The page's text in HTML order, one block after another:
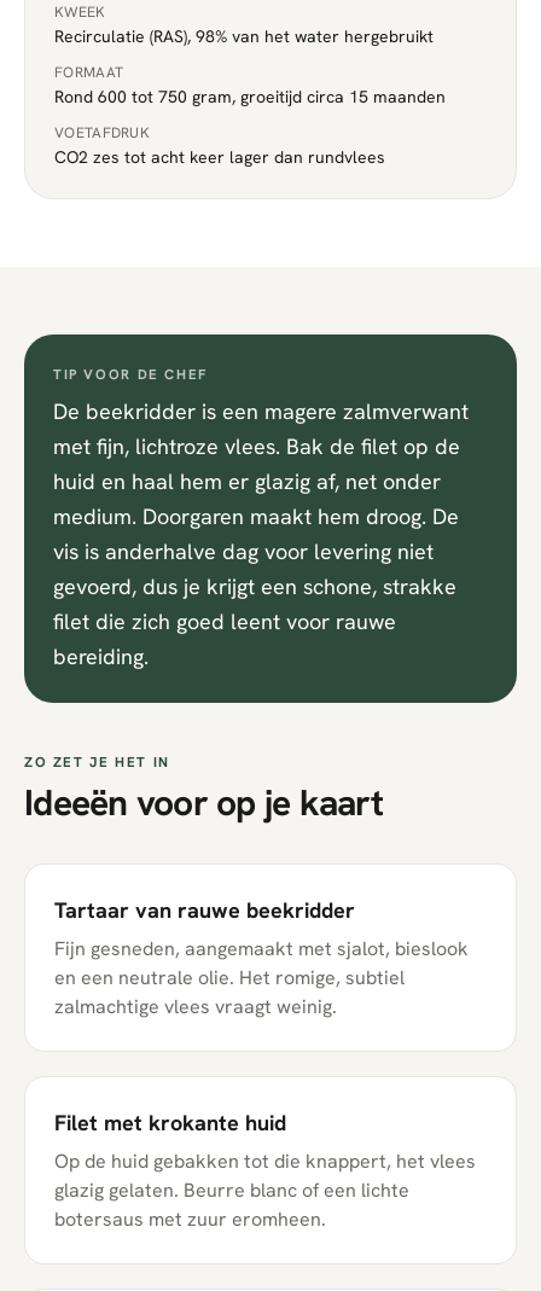
KWEEK
Recirculatie (RAS), 98% van het water hergebruikt
FORMAAT
Rond 600 tot 750 gram, groeitijd circa 15 maanden
VOETAFDRUK
CO2 zes tot acht keer lager dan rundvlees
TIP VOOR DE CHEF
De beekridder is een magere zalmverwant
met fijn, lichtroze vlees. Bak de filet op de
huid en haal hem er glazig af, net onder
medium. Doorgaren maakt hem droog. De
vis is anderhalve dag voor levering niet
gevoerd, dus je krijgt een schone, strakke
filet die zich goed leent voor rauwe
bereiding.
ZO ZET JE HET IN
Ideeën voor op je kaart
Tartaar van rauwe beekridder
Fijn gesneden, aangemaakt met sjalot, bieslook
en een neutrale olie. Het romige, subtiel
zalmachtige vlees vraagt weinig.
Filet met krokante huid
Op de huid gebakken tot die knappert, het vlees
glazig gelaten. Beurre blanc of een lichte
botersaus met zuur eromheen.